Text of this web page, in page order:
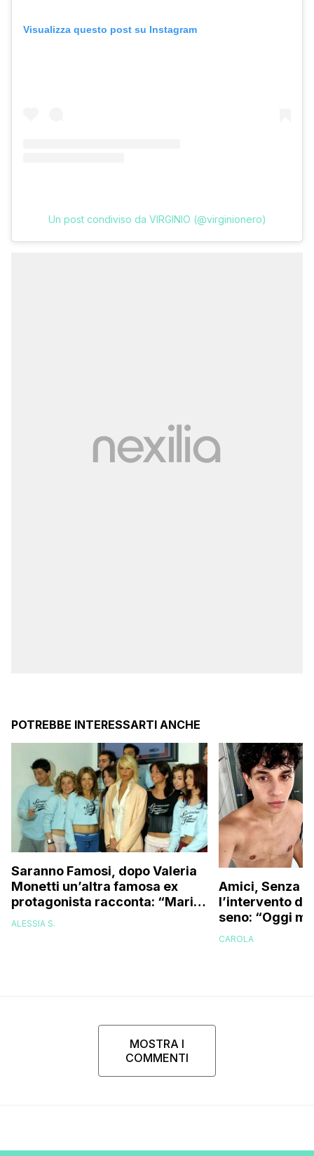
Visualizza questo post su Instagram
Un post condiviso da VIRGINIO (@virginionero)
POTREBBE INTERESSARTI ANCHE
Saranno Famosi, dopo Valeria
Monetti un’altra famosa ex
protagonista racconta: “Maria
De Filippi si sedeva con noi a
ALESSIA S.
Amici, Senza
l’intervento di
seno: “Oggi
specchio e…”
CAROLA
MOSTRA I
COMMENTI